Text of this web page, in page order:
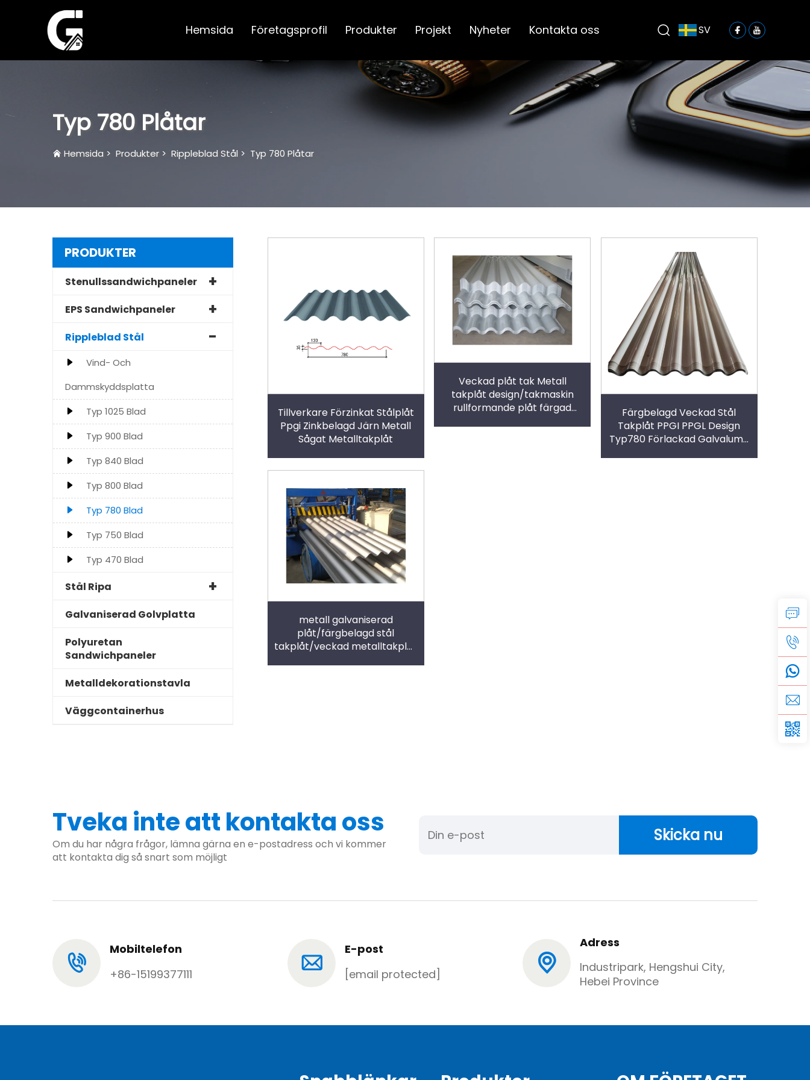
Hemsida Företagsprofil Produkter Projekt Nyheter Kontakta oss SV
Typ 780 Plåtar
Hemsida > Produkter > Rippleblad Stål > Typ 780 Plåtar
PRODUKTER
Stenullssandwichpaneler
EPS Sandwichpaneler
Rippleblad Stål
Vind- Och
Dammskyddsplatta
Typ 1025 Blad
Typ 900 Blad
Typ 840 Blad
Typ 800 Blad
Typ 780 Blad
Typ 750 Blad
Typ 470 Blad
Stål Ripa
Galvaniserad Golvplatta
Polyuretan
Sandwichpaneler
Metalldekorationstavla
Väggcontainerhus
Tillverkare Förzinkat Stålplåt
Ppgi Zinkbelagd Järn Metall
Sågat Metalltakplåt
Veckad plåt tak Metall
takplåt design/takmaskin
rullformande plåt färgad
Färgbelagd Veckad Stål
Takplåt PPGI PPGL Design
Typ780 Förlackad Galvalume
metall galvaniserad
plåt/färgbelagd stål
takplåt/veckad metalltakplåt
Tveka inte att kontakta oss
Om du har några frågor, lämna gärna en e-postadress och vi kommer
att kontakta dig så snart som möjligt
Skicka nu
Mobiltelefon
+86-15199377111
E-post
[email protected]
Adress
Industripark, Hengshui City,
Hebei Province